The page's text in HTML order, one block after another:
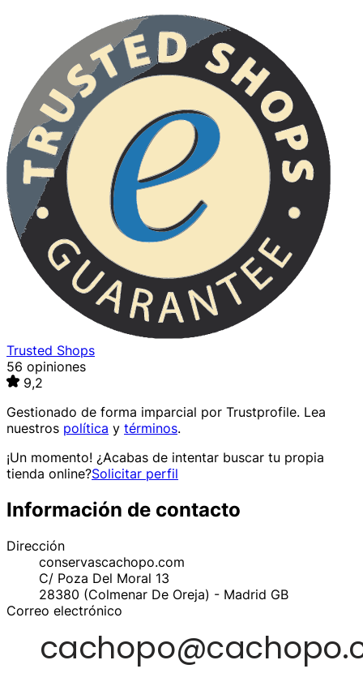
Trusted Shops
56 opiniones
9,2
Gestionado de forma imparcial por Trustprofile. Lea
nuestros política y términos.
¡Un momento! ¿Acabas de intentar buscar tu propia
tienda online?Solicitar perfil
Información de contacto
Dirección
conservascachopo.com
C/ Poza Del Moral 13
28380 (Colmenar De Oreja) - Madrid GB
Correo electrónico